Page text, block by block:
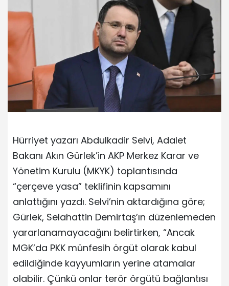
Hürriyet yazarı Abdulkadir Selvi, Adalet
Bakanı Akın Gürlek’in AKP Merkez Karar ve
Yönetim Kurulu (MKYK) toplantısında
“çerçeve yasa” teklifinin kapsamını
anlattığını yazdı. Selvi’nin aktardığına göre;
Gürlek, Selahattin Demirtaş’ın düzenlemeden
yararlanamayacağını belirtirken, “Ancak
MGK’da PKK münfesih örgüt olarak kabul
edildiğinde kayyumların yerine atamalar
olabilir. Çünkü onlar terör örgütü bağlantısı